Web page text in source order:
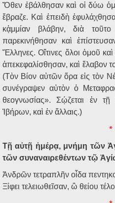
Ὅθεν ἐβάλθησαν καὶ οἱ δύω
ἔβραζε. Καὶ ἐπειδὴ
κᾀμμίαν βλάβην, διὰ
παρεκινήθησαν καὶ
Ἕλληνες. Οἵτινες ὅλοι ὁμοῦ
ἀπεκεφαλίσθησαν, καὶ ἔλαβον
(Τὸν Βίον αὐτῶν ὅρα εἰς τὸν
συνέγραψεν αὐτὸν ὁ
θεογνωσίας». Σῴζεται ἐν
Ἰβήρων, καὶ ἐν ἄλλαις.)
*
Τῇ αὐτῇ ἡμέρᾳ, μνήμη τῶν
τῶν συναναιρεθέντων τῷ
Ἀνδρῶν τετραπλῆν οἶδα
Ξίφει τελειωθεῖσαν, ὢ θείου